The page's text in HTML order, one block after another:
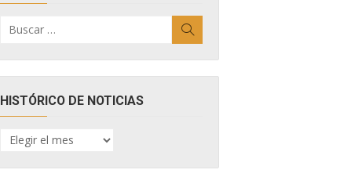
por:
HISTÓRICO DE NOTICIAS
HISTÓRICO
DE